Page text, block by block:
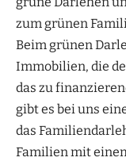
zum grünen
Beim grünen
Immobilien, die
das zu
gibt es bei uns
das
Familien mit